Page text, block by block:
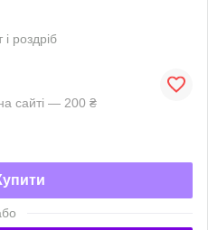
роздріб
сайті — 200 ₴